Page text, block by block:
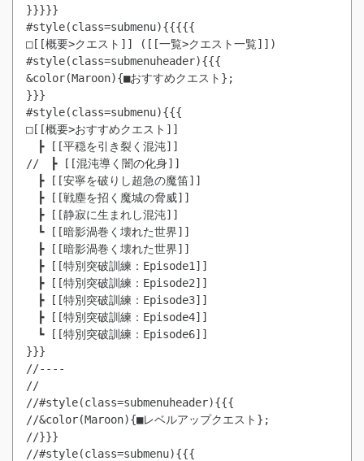
}}}}}
#style(class=submenu){{{{{
□[[概要>クエスト]] ([[一覧>クエスト一覧]])
#style(class=submenuheader){{{
&color(Maroon){■おすすめクエスト};
}}}
#style(class=submenu){{{
□[[概要>おすすめクエスト]]
┣ [[平穏を引き裂く混沌]]
//　┣ [[混沌導く闇の化身]]
┣ [[安寧を破りし超急の魔笛]]
┣ [[戦塵を招く魔城の脅威]]
┗ [[暗影渦巻く壊れた世界]]
┣ [[暗影渦巻く壊れた世界]]
┣ [[特別突破訓練：Episode1]]
┣ [[特別突破訓練：Episode2]]
┣ [[特別突破訓練：Episode3]]
┣ [[特別突破訓練：Episode4]]
┗ [[特別突破訓練：Episode6]]
}}}
//----
//
//#style(class=submenuheader){{{
//&color(Maroon){■レベルアップクエスト};
//}}}
//#style(class=submenu){{{